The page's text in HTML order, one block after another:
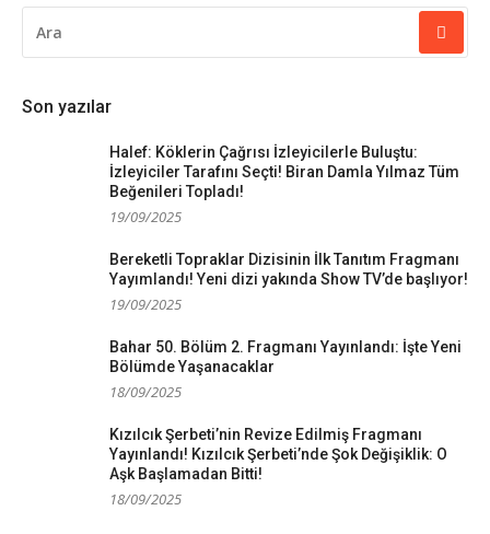
YAP:
Son yazılar
Halef: Köklerin Çağrısı İzleyicilerle Buluştu:
İzleyiciler Tarafını Seçti! Biran Damla Yılmaz Tüm
Beğenileri Topladı!
19/09/2025
Bereketli Topraklar Dizisinin İlk Tanıtım Fragmanı
Yayımlandı! Yeni dizi yakında Show TV’de başlıyor!
19/09/2025
Bahar 50. Bölüm 2. Fragmanı Yayınlandı: İşte Yeni
Bölümde Yaşanacaklar
18/09/2025
Kızılcık Şerbeti’nin Revize Edilmiş Fragmanı
Yayınlandı! Kızılcık Şerbeti’nde Şok Değişiklik: O
Aşk Başlamadan Bitti!
18/09/2025